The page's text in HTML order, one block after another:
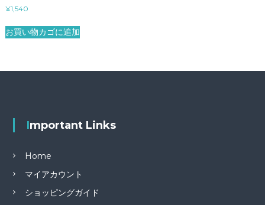
¥1,540
お買い物カゴに追加
Important Links
Home
マイアカウント
ショッピングガイド